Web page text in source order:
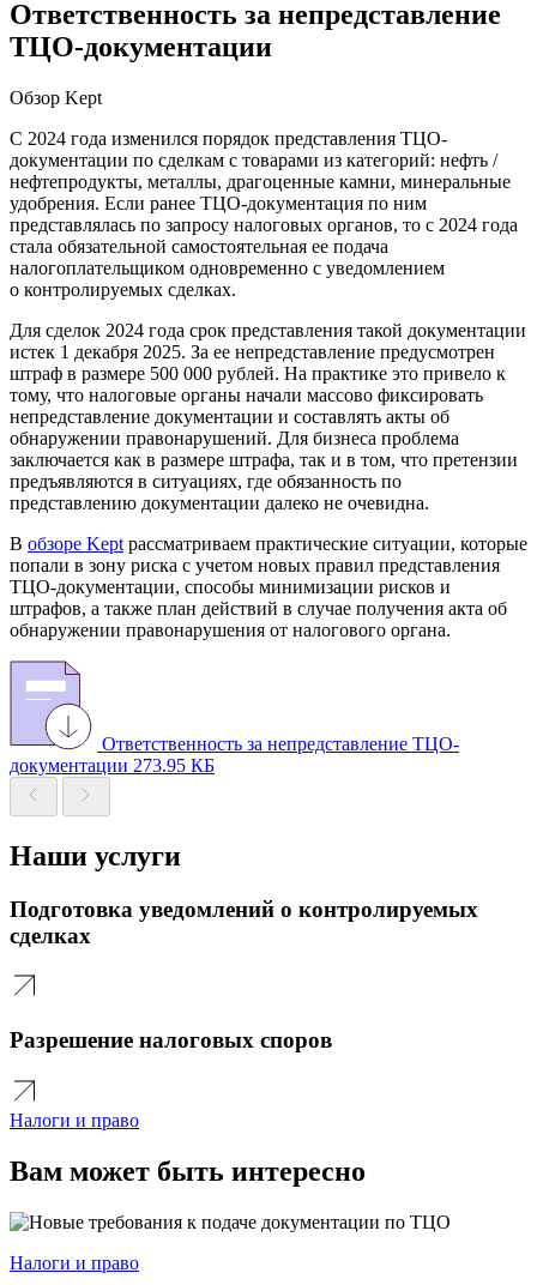
Ответственность за непредставление
ТЦО-документации
Обзор Kept
С 2024 года изменился порядок представления ТЦО-
документации по сделкам с товарами из категорий: нефть /
нефтепродукты, металлы, драгоценные камни, минеральные
удобрения. Если ранее ТЦО-документация по ним
представлялась по запросу налоговых органов, то с 2024 года
стала обязательной самостоятельная ее подача
налогоплательщиком одновременно с уведомлением
о контролируемых сделках.
Для сделок 2024 года срок представления такой документации
истек 1 декабря 2025. За ее непредставление предусмотрен
штраф в размере 500 000 рублей. На практике это привело к
тому, что налоговые органы начали массово фиксировать
непредставление документации и составлять акты об
обнаружении правонарушений. Для бизнеса проблема
заключается как в размере штрафа, так и в том, что претензии
предъявляются в ситуациях, где обязанность по
представлению документации далеко не очевидна.
В обзоре Kept рассматриваем практические ситуации, которые
попали в зону риска с учетом новых правил представления
ТЦО-документации, способы минимизации рисков и
штрафов, а также план действий в случае получения акта об
обнаружении правонарушения от налогового органа.
Ответственность за непредставление ТЦО-
документации 273.95 КБ
Наши услуги
Подготовка уведомлений о контролируемых
сделках
Разрешение налоговых споров
Налоги и право
Вам может быть интересно
Налоги и право